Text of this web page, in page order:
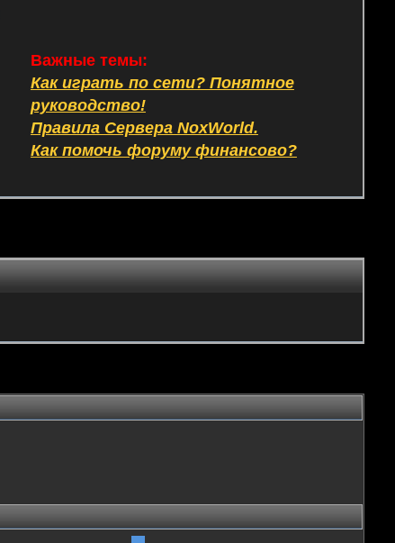
Важные темы:
Как играть по сети? Понятное
руководство!
Правила Сервера NoxWorld.
Как помочь форуму финансово?